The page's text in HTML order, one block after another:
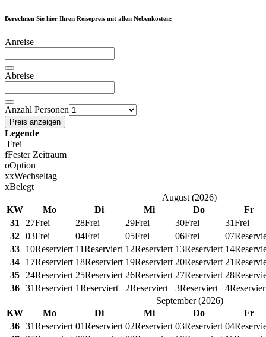
Berechnen Sie hier Ihren Reisepreis mit allen Nebenkosten:
Anreise
Abreise
Anzahl Personen
Preis anzeigen
Legende
Frei
fFester Zeitraum
oOption
xxWechseltag
xBelegt
August (2026)
KW
Mo Di Mi Do
Fr
31
27Frei 28Frei 29Frei 30Frei 31Frei
32 03Frei 04Frei 05Frei 06Frei 07
33
10Reserviert 11Reserviert 12Reserviert 13Reserviert 14
34
17Reserviert 18Reserviert 19Reserviert 20Reserviert 21
35
24Reserviert 25Reserviert 26Reserviert 27Reserviert 28
36 31Reserviert 1Reserviert 2Reserviert 3Reserviert 4
September(2026)
KW
Mo Di Mi Do
Fr
36 31Reserviert 01Reserviert 02Reserviert 03Reserviert 04